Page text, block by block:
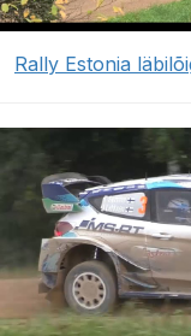
Rally Estonia